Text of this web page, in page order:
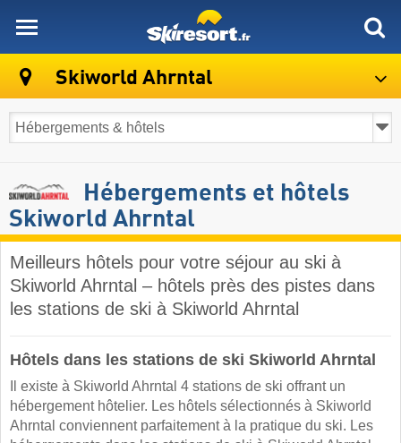
Skiworld Ahrntal
Hébergements et hôtels
Skiworld Ahrntal
Meilleurs hôtels pour votre séjour au ski à
Skiworld Ahrntal – hôtels près des pistes dans
les stations de ski à Skiworld Ahrntal ​
Hôtels dans les stations de ski Skiworld Ahrntal
Il existe à Skiworld Ahrntal 4 stations de ski offrant un
hébergement hôtelier. Les hôtels sélectionnés à Skiworld
Ahrntal conviennent parfaitement à la pratique du ski. Les